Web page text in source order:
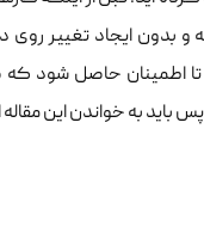
و بدون ایجاد تغییر